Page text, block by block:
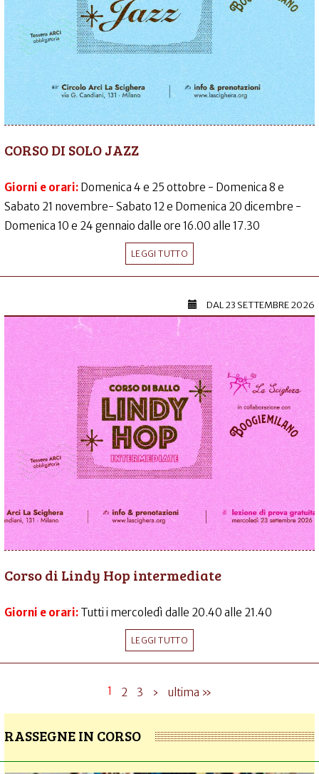
CORSO DI SOLO JAZZ
Giorni e orari: Domenica 4 e 25 ottobre - Domenica 8 e
Sabato 21 novembre- Sabato 12 e Domenica 20 dicembre -
Domenica 10 e 24 gennaio dalle ore 16.00 alle 17.30
LEGGI TUTTO
DAL23 SETTEMBRE 2026
Corso di Lindy Hop intermediate
Giorni e orari: Tutti i mercoledì dalle 20.40 alle 21.40
LEGGI TUTTO
1 2 3 › ultima »
RASSEGNE IN CORSO